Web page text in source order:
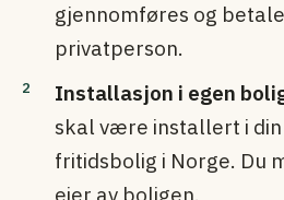
gjennomføres og
privatperson.
Installasjon i egen
skal være installert i
fritidsbolig i Norge. Du
eier av boligen.